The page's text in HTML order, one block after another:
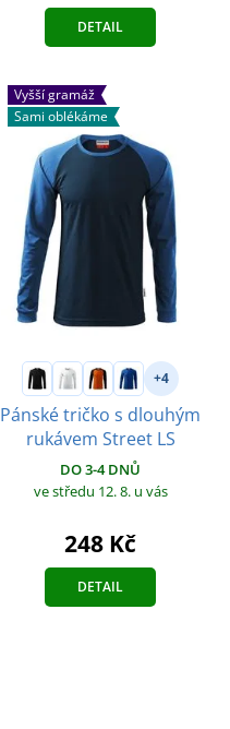
DETAIL
Vyšší gramáž
Sami oblékáme
+4
Pánské tričko s dlouhým
rukávem Street LS
DO 3-4 DNŮ
ve středu 12. 8. u vás
248 Kč
DETAIL